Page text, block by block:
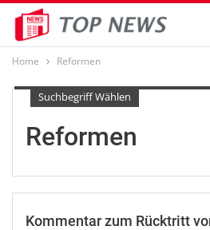
Home Reformen
Suchbegriff Wählen
Reformen
Kommentar zum Rücktritt